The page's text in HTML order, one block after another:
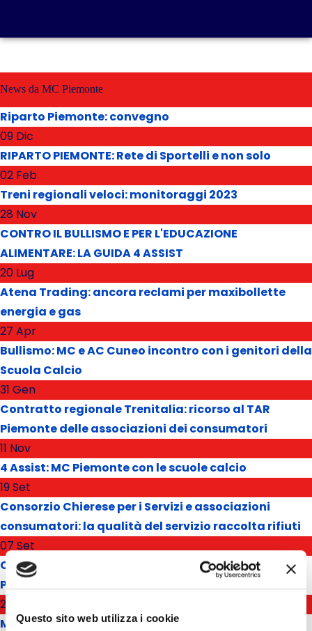
Questo sito web utilizza i cookie
News da MC Piemonte
Riparto Piemonte: convegno
09 Dic
RIPARTO PIEMONTE: Rete di Sportelli e non solo
02 Feb
Treni regionali veloci: monitoraggi 2023
28 Nov
CONTRO IL BULLISMO E PER L'EDUCAZIONE
ALIMENTARE: LA GUIDA 4 ASSIST
20 Lug
Atena Trading: ancora reclami per maxibollette
energia e gas
27 Apr
Bullismo: MC e AC Cuneo incontro con i genitori della
Scuola Calcio
31 Gen
Contratto regionale Trenitalia: ricorso al TAR
Piemonte delle associazioni dei consumatori
11 Nov
4 Assist: MC Piemonte con le scuole calcio
19 Set
Consorzio Chierese per i Servizi e associazioni
consumatori: la qualità del servizio raccolta rifiuti
07 Set
Conguagli Iren, per Associazione Consumatori
Piemonte necessaria maggiore trasparenza
26 Lug
Movimento Consumatori Alto Piemonte: nuova